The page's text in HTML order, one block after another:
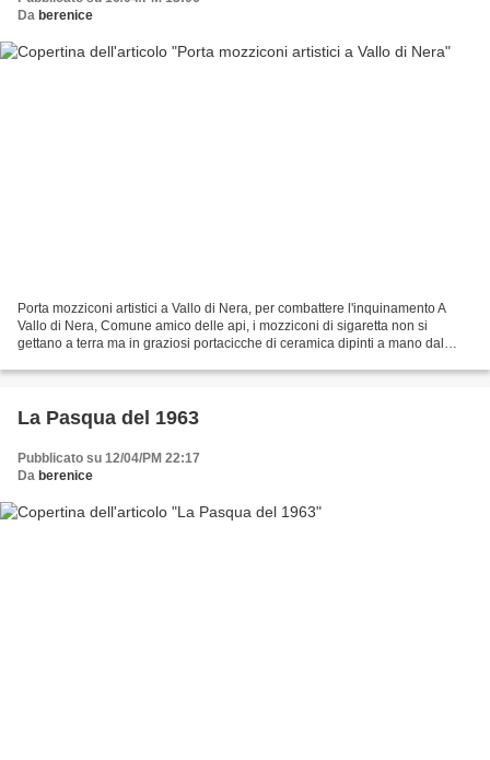
Da berenice
Porta mozziconi artistici a Vallo di Nera, per combattere l'inquinamento A
Vallo di Nera, Comune amico delle api, i mozziconi di sigaretta non si
gettano a terra ma in graziosi portacicche di ceramica dipinti a mano dal
La Pasqua del 1963
Pubblicato su 12/04/PM 22:17
Da berenice